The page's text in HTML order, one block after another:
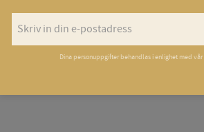
Dina personuppgifter behandlas i enlighet med vår